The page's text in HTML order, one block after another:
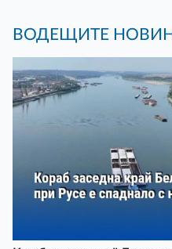
ВОДЕЩИТЕ